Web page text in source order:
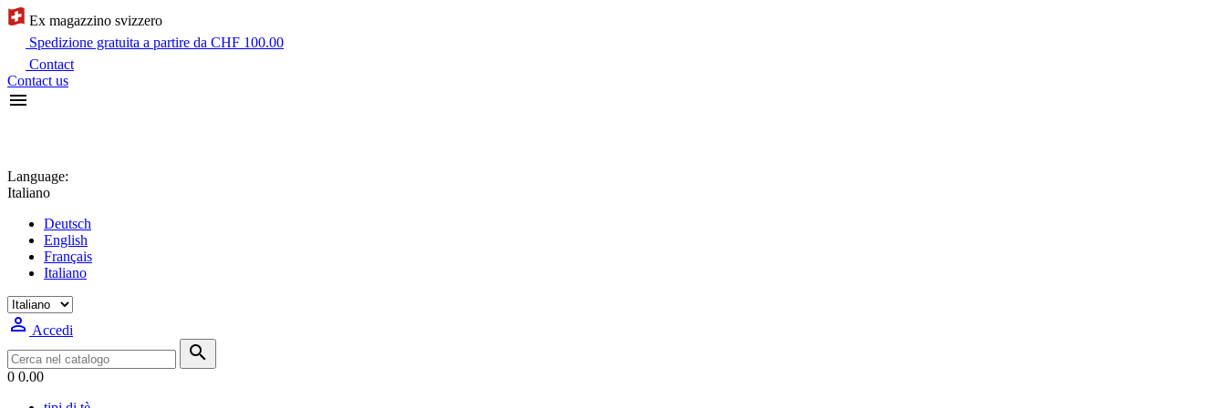
Ex magazzino svizzero
Spedizione gratuita a partire da CHF 100.00
Contact
Contact us

Language:
Italiano
Deutsch
English
Français
Italiano
 Accedi

0 0.00